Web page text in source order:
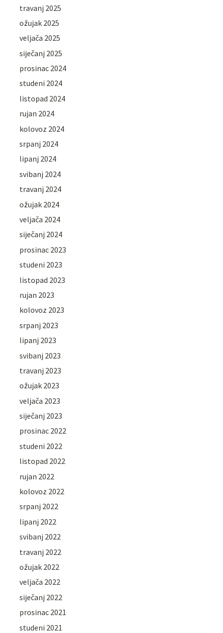
travanj 2025
ožujak 2025
veljača 2025
siječanj 2025
prosinac 2024
studeni 2024
listopad 2024
rujan 2024
kolovoz 2024
srpanj 2024
lipanj 2024
svibanj 2024
travanj 2024
ožujak 2024
veljača 2024
siječanj 2024
prosinac 2023
studeni 2023
listopad 2023
rujan 2023
kolovoz 2023
srpanj 2023
lipanj 2023
svibanj 2023
travanj 2023
ožujak 2023
veljača 2023
siječanj 2023
prosinac 2022
studeni 2022
listopad 2022
rujan 2022
kolovoz 2022
srpanj 2022
lipanj 2022
svibanj 2022
travanj 2022
ožujak 2022
veljača 2022
siječanj 2022
prosinac 2021
studeni 2021